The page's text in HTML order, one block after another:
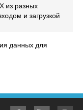
из разных
и загрузкой
данных для